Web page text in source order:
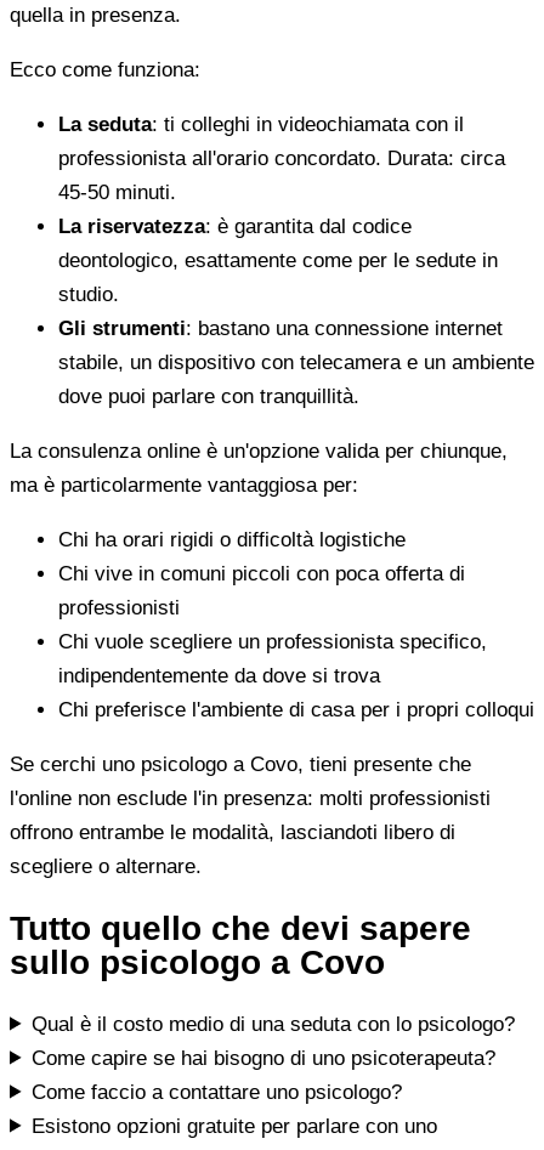
quella in presenza.
Ecco come funziona:
La seduta: ti colleghi in videochiamata con il
professionista all'orario concordato. Durata: circa
45-50 minuti.
La riservatezza: è garantita dal codice
deontologico, esattamente come per le sedute in
studio.
Gli strumenti: bastano una connessione internet
stabile, un dispositivo con telecamera e un ambiente
dove puoi parlare con tranquillità.
La consulenza online è un'opzione valida per chiunque,
ma è particolarmente vantaggiosa per:
Chi ha orari rigidi o difficoltà logistiche
Chi vive in comuni piccoli con poca offerta di
professionisti
Chi vuole scegliere un professionista specifico,
indipendentemente da dove si trova
Chi preferisce l'ambiente di casa per i propri colloqui
Se cerchi uno psicologo a Covo, tieni presente che
l'online non esclude l'in presenza: molti professionisti
offrono entrambe le modalità, lasciandoti libero di
scegliere o alternare.
Tutto quello che devi sapere
sullo psicologo a Covo
Qual è il costo medio di una seduta con lo psicologo?
Come capire se hai bisogno di uno psicoterapeuta?
Come faccio a contattare uno psicologo?
Esistono opzioni gratuite per parlare con uno